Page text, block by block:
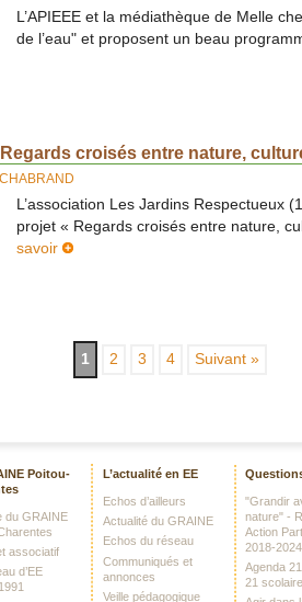
L’APIEEE et la médiathèque de Melle
de l’eau" et proposent un beau
Regards croisés entre nature,
L’association Les Jardins Respectueux
projet « Regards croisés entre nature,
savoir
1 2 3 4 Suivant »
Poitou-
du GRAINE
associatif
d’EE
L’actualité en EE
Echos d’ailleurs
Actualité du GRAINE
Echos du réseau
Communiqués et
annonces
Veille pédagogique
"Grandir
nature" -
Action
2018-2024
Agenda
21